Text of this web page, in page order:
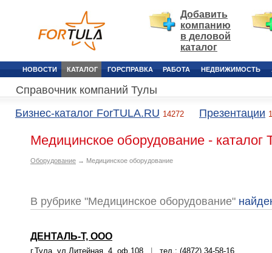
Добавить
компанию
в деловой
каталог
НОВОСТИ КАТАЛОГ ГОРСПРАВКА РАБОТА НЕДВИЖИМОСТЬ
Справочник компаний Тулы
Бизнес-каталог ForTULA.RU 14272 Презентации
Медицинское оборудование - каталог
Оборудование → Медицинское оборудование
В рубрике "Медицинское оборудование"
ДЕНТАЛЬ-Т, ООО
г.Тула, ул.Литейная, 4, оф.108 тел.: (4872) 34-58-16